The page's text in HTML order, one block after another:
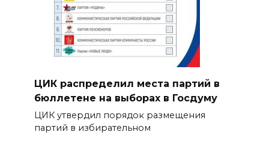
ЦИК распределил места партий в
бюллетене на выборах в Госдуму
ЦИК утвердил порядок размещения
партий в избирательном